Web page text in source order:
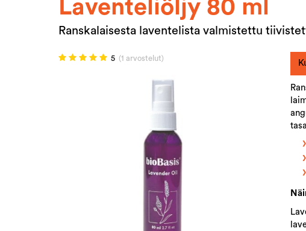
Laventeliöljy 80 ml
Ranskalaisesta laventelista valmistettu
5 (1 arvostelut)